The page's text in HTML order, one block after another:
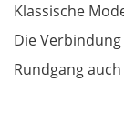
Klassische
Die
Rundgang